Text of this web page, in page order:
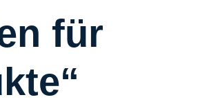
für